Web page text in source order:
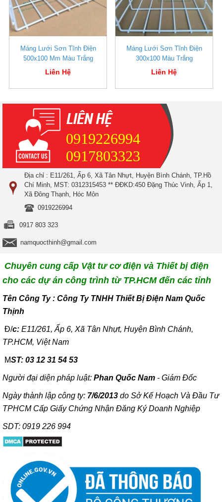
Máng Lưới Sơn Tĩnh Điện
500x100 Mm Màu Trắng
Liên Hệ
Máng Lưới Sơn Tĩnh Điện
300x100 Màu Trắng
Liên Hệ
0919226994
0917803323
Địa chỉ : E11/261, Ấp 6, Xã Tân Nhựt, Huyện Bình Chánh, TP.Hồ
Chí Minh, MST: 0312315453 ** ĐĐKD:450 Đặng Thúc Vinh, Ấp 1,
Xã Đông Thạnh, Hóc Môn
0919226994
0917 803 323
namquocthinh@gmail.com
Chuyên cung cấp Vật tư cơ điện và Thiết bị điện
cho các dự án công trình từ TP.HCM đến các tỉnh
Tên Công Ty : Công Ty TNHH Thiết Bị Điện Nam Quốc
Thịnh
Đ/c: E11/261, Ấp 6, Xã Tân Nhựt, Huyện Bình Chánh,
TP.HCM, Việt Nam
MST: 03 12 31 54 53
Người đại diện pháp luật: Phan Quốc Nam - Giám Đốc
Ngày thành lập công ty: 7/6/2013 do Sở Kế Hoạch Và Đầu Tư
TPHCM Cấp Giấy Chứng Nhận Đăng Ký Doanh Nghiệp
SDT: 0919 226 994